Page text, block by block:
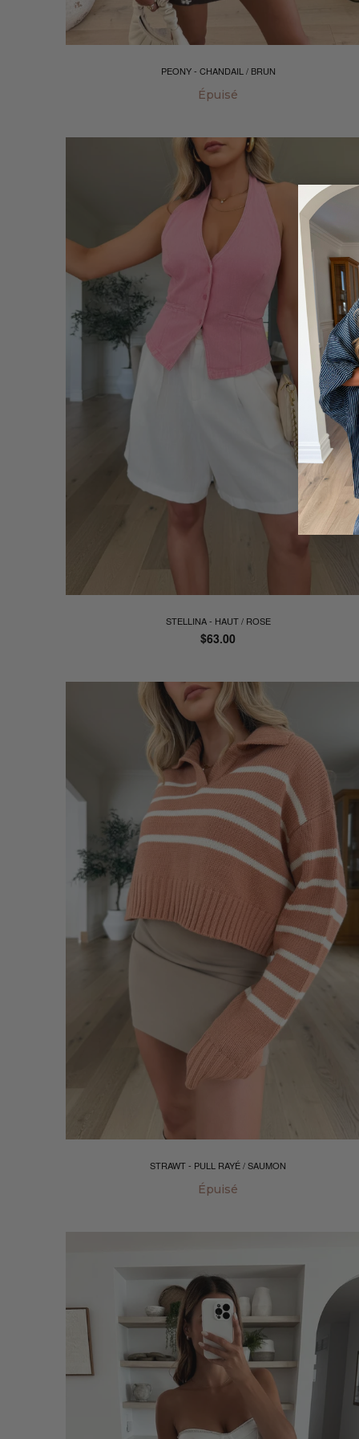
PEONY - CHANDAIL / BRUN
Épuisé
STELLINA - HAUT / ROSE
Prix
$63.00
STRAWT - PULL RAYÉ / SAUMON
Épuisé